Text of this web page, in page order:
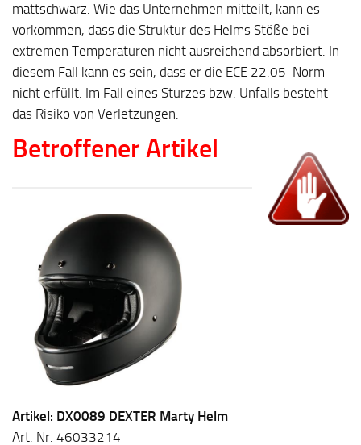
mattschwarz. Wie das Unternehmen mitteilt, kann es
vorkommen, dass die Struktur des Helms Stöße bei
extremen Temperaturen nicht ausreichend absorbiert. In
diesem Fall kann es sein, dass er die ECE 22.05-Norm
nicht erfüllt. Im Fall eines Sturzes bzw. Unfalls besteht
das Risiko von Verletzungen.
Betroffener Artikel
Artikel: DX0089 DEXTER Marty Helm
Art. Nr. 46033214